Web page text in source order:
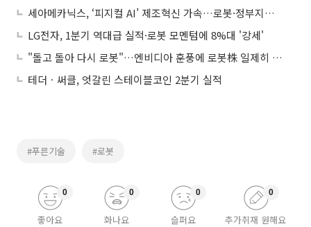
세아메카닉스, ‘피지컬 AI’ 제조혁신 가속…로봇·정부지원·AI 생태계 ‘삼각축’
LG전자, 1분기 역대급 실적·로봇 모멘텀에 8%대 '강세'
"돌고 돌아 다시 로봇"…엔비디아 훈풍에 로봇株 일제히 '강세'
테더ㆍ써클, 엇갈린 스테이블코인 2분기 실적
#푸른기술 #로봇
좋아요
0
화나요
0
슬퍼요
0
추가취재 원해요
0